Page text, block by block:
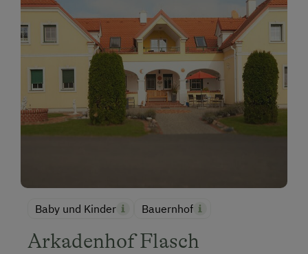
Baby und Kinder Bauernhof
Arkadenhof Flasch